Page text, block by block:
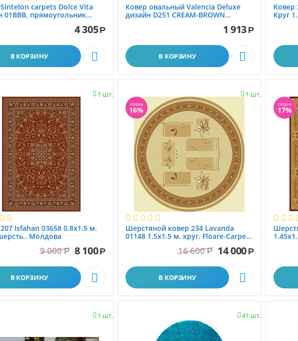
Ковролин Наши работы
carpets Dolce Vita
01BBB, прямоугольник
4 305Р
В КОРЗИНУ 
Ковер овальный Valencia Deluxe
дизайн D251 CREAM-BROWN
1 913 Р
В КОРЗИНУ 
Ковер
Круг
1 шт.

Isfahan 03658 0.8x1.5 м.
Молдова
9 000 Р 8 100Р
В КОРЗИНУ 
1 шт.

СКИДКА
16%
Шерстяной ковер 234 Lavanda
01148 1.5x1.5 м. круг. Floare-Carpet
16 600 Р 14 000 Р
В КОРЗИНУ 
СКИДКА
17%
1 шт.
 41 шт.
